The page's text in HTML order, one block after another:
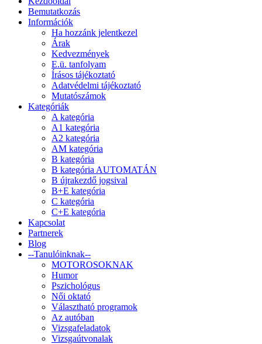
Bemutatkozás
Információk
Ha hozzánk jelentkezel
Árak
Kedvezmények
E.ü. tanfolyam
Írásos tájékoztató
Adatvédelmi tájékoztató
Mutatószámok
Kategóriák
A kategória
A1 kategória
A2 kategória
AM kategória
B kategória
B kategória AUTOMATÁN
B újrakezdő jogsival
B+E kategória
C kategória
C+E kategória
Kapcsolat
Partnerek
Blog
--Tanulóinknak--
MOTOROSOKNAK
Humor
Pszichológus
Női oktató
Választható programok
Az autóban
Vizsgafeladatok
Vizsgaútvonalak